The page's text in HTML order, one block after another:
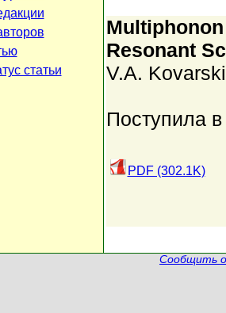
статьи
Resonant
V.A.
Поступила
PDF (302.1K)
Сообщить о